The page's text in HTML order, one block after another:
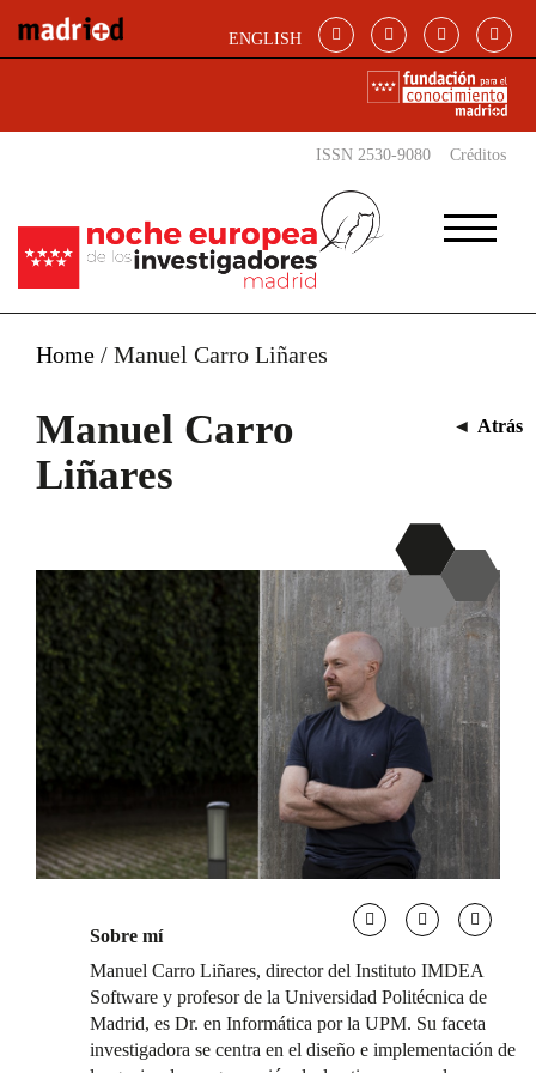
ENGLISH
ISSN 2530-9080 Créditos
Home / Manuel Carro Liñares
Manuel Carro
Liñares
◄ Atrás
Sobre mí
Manuel Carro Liñares, director del Instituto IMDEA
Software y profesor de la Universidad Politécnica de
Madrid, es Dr. en Informática por la UPM. Su faceta
investigadora se centra en el diseño e implementación de